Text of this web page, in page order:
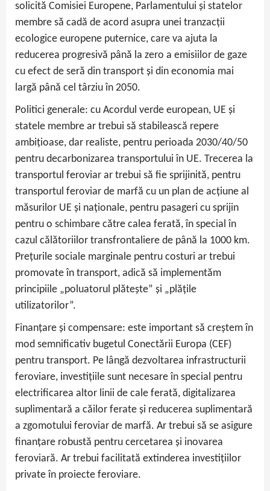
solicită Comisiei Europene, Parlamentului și statelor
membre să cadă de acord asupra unei tranzacții
ecologice europene puternice, care va ajuta la
reducerea progresivă până la zero a emisiilor de gaze
cu efect de seră din transport și din economia mai
largă până cel târziu în 2050.
Politici generale: cu Acordul verde european, UE și
statele membre ar trebui să stabilească repere
ambițioase, dar realiste, pentru perioada 2030/40/50
pentru decarbonizarea transportului în UE. Trecerea la
transportul feroviar ar trebui să fie sprijinită, pentru
transportul feroviar de marfă cu un plan de acțiune al
măsurilor UE și naționale, pentru pasageri cu sprijin
pentru o schimbare către calea ferată, în special în
cazul călătoriilor transfrontaliere de până la 1000 km.
Prețurile sociale marginale pentru costuri ar trebui
promovate în transport, adică să implementăm
principiile „poluatorul plătește” și „plățile
utilizatorilor”.
Finanțare și compensare: este important să creștem în
mod semnificativ bugetul Conectării Europa (CEF)
pentru transport. Pe lângă dezvoltarea infrastructurii
feroviare, investițiile sunt necesare în special pentru
electrificarea altor linii de cale ferată, digitalizarea
suplimentară a căilor ferate și reducerea suplimentară
a zgomotului feroviar de marfă. Ar trebui să se asigure
finanțare robustă pentru cercetarea și inovarea
feroviară. Ar trebui facilitată extinderea investițiilor
private în proiecte feroviare.